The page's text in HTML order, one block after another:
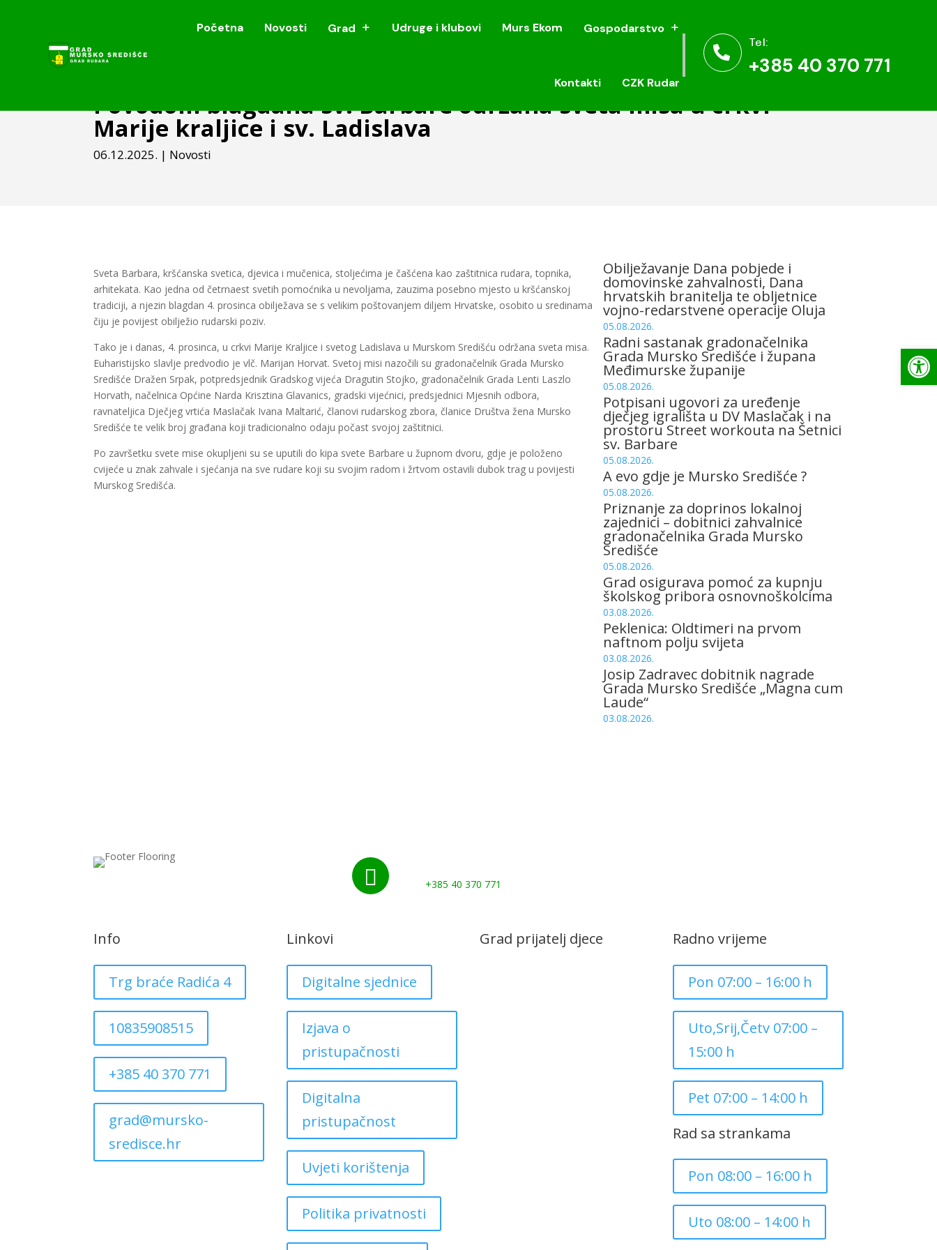
Početna Novosti Grad Udruge i klubovi Murs Ekom Gospodarstvo
Kontakti CZK Rudar

Tel:
+385 40 370 771
Početna Novosti Grad Udruge i klubovi Murs Ekom Gospodarstvo
Kontakti CZK Rudar

Tel:
+385 40 370 771
Povodom blagdana sv. Barbare održana sveta misa u crkvi
Marije kraljice i sv. Ladislava
06.12.2025. | Novosti
Sveta Barbara, kršćanska svetica, djevica i mučenica, stoljećima je čašćena kao zaštitnica rudara, topnika,
arhitekata. Kao jedna od četrnaest svetih pomoćnika u nevoljama, zauzima posebno mjesto u kršćanskoj
tradiciji, a njezin blagdan 4. prosinca obilježava se s velikim poštovanjem diljem Hrvatske, osobito u sredinama
čiju je povijest obilježio rudarski poziv.
Tako je i danas, 4. prosinca, u crkvi Marije Kraljice i svetog Ladislava u Murskom Središću održana sveta misa.
Euharistijsko slavlje predvodio je vlč. Marijan Horvat. Svetoj misi nazočili su gradonačelnik Grada Mursko
Središće Dražen Srpak, potpredsjednik Gradskog vijeća Dragutin Stojko, gradonačelnik Grada Lenti Laszlo
Horvath, načelnica Općine Narda Krisztina Glavanics, gradski vijećnici, predsjednici Mjesnih odbora,
ravnateljica Dječjeg vrtića Maslačak Ivana Maltarić, članovi rudarskog zbora, članice Društva žena Mursko
Središće te velik broj građana koji tradicionalno odaju počast svojoj zaštitnici.
Po završetku svete mise okupljeni su se uputili do kipa svete Barbare u župnom dvoru, gdje je položeno
cvijeće u znak zahvale i sjećanja na sve rudare koji su svojim radom i žrtvom ostavili dubok trag u povijesti
Murskog Središća.
Obilježavanje Dana pobjede i
domovinske zahvalnosti, Dana
hrvatskih branitelja te obljetnice
vojno-redarstvene operacije Oluja
05.08.2026.
Radni sastanak gradonačelnika
Grada Mursko Središće i župana
Međimurske županije
05.08.2026.
Potpisani ugovori za uređenje
dječjeg igrališta u DV Maslačak i na
prostoru Street workouta na Šetnici
sv. Barbare
05.08.2026.
A evo gdje je Mursko Središće ?
05.08.2026.
Priznanje za doprinos lokalnoj
zajednici – dobitnici zahvalnice
gradonačelnika Grada Mursko
Središće
05.08.2026.
Grad osigurava pomoć za kupnju
školskog pribora osnovnoškolcima
03.08.2026.
Peklenica: Oldtimeri na prvom
naftnom polju svijeta
03.08.2026.
Josip Zadravec dobitnik nagrade
Grada Mursko Središće „Magna cum
Laude“
03.08.2026.
 +385 40 370 771
Info
Trg braće Radića 4
10835908515
+385 40 370 771
grad@mursko-
sredisce.hr
Linkovi
Digitalne sjednice
Izjava o
pristupačnosti
Digitalna
pristupačnost
Uvjeti korištenja
Politika privatnosti
Grad prijatelj djece Radno vrijeme
Pon 07:00 – 16:00 h
Uto,Srij,Četv 07:00 –
15:00 h
Pet 07:00 – 14:00 h
Rad sa strankama
Pon 08:00 – 16:00 h
Uto 08:00 – 14:00 h